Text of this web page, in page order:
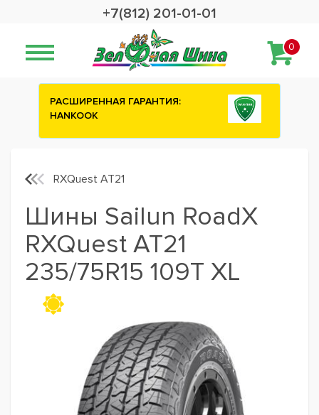
+7(812) 201-01-01
0
РАСШИРЕННАЯ ГАРАНТИЯ:
HANKOOK
Сashback
шины ATTAR
RXQuest AT21
Шины Sailun RoadX
RXQuest AT21
235/75R15 109T XL